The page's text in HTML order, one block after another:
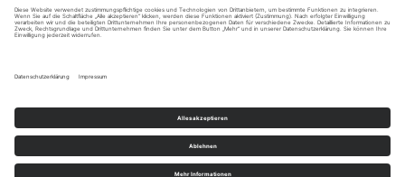
© Oberpfälzer Wald 2026